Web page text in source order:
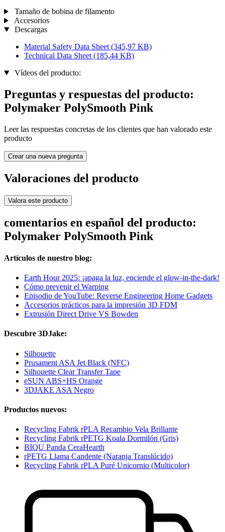
Tamaño de bobina de filamento
Accesorios
Descargas
Material Safety Data Sheet (345,97 KB)
Technical Data Sheet (185,44 KB)
Vídeos del producto:
Preguntas y respuestas del producto:
Polymaker PolySmooth Pink
Leer las respuestas concretas de los clientes que han valorado este
producto
Crear una nueva pregunta
Valoraciones del producto
Valora este producto
comentarios en español del producto:
Polymaker PolySmooth Pink
Artículos de nuestro blog:
Earth Hour 2025: ¡apaga la luz, enciende el glow-in-the-dark!
Cómo prevenir el Warping
Episodio de YouTube: Reverse Engineering Home Gadgets
Accesorios prácticos para la impresión 3D FDM
Extrusión Direct Drive VS Bowden
Descubre 3DJake:
Silhouette
Prusament ASA Jet Black (NFC)
Silhouette Clear Transfer Tape
eSUN ABS+HS Orange
3DJAKE ASA Negro
Productos nuevos:
Recycling Fabrik rPLA Recambio Vela Brillante
Recycling Fabrik rPETG Koala Dormilón (Gris)
BIQU Panda CeraHearth
rPETG Llama Candente (Naranja Translúcido)
Recycling Fabrik rPLA Puré Unicornio (Multicolor)